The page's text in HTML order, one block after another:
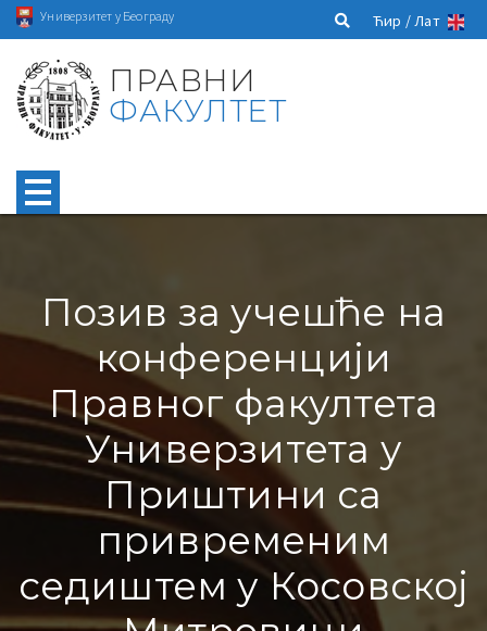
Универзитет у Београду Ћир /Лат
ПРАВНИ
ФАКУЛТЕТ
Позив за учешће на
конференцији
Правног факултета
Универзитета у
Приштини са
привременим
седиштем у Косовској